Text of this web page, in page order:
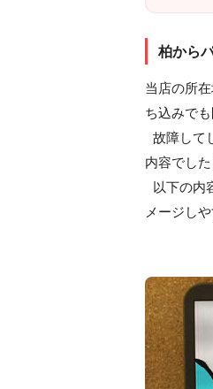
柏から
当店の所
ち込みで
故障して
内容でし
以下の内
メージし